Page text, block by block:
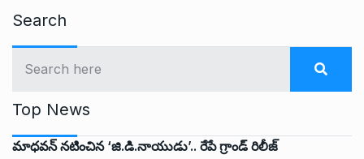
Search
Top News
మాధవన్ నటించిన ‘జి.డి.నాయుడు’.. రేపే గ్రాండ్ రిలీజ్